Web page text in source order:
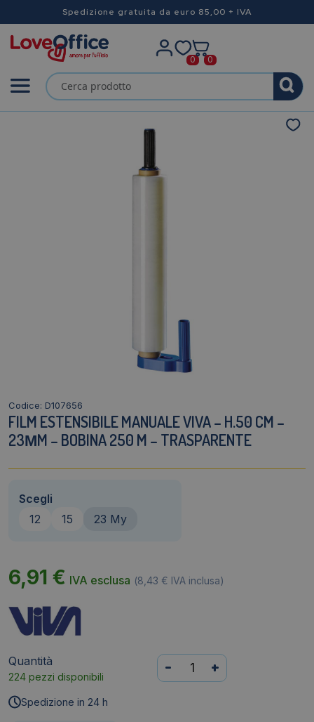
Spedizione gratuita da euro 85,00 + IVA
0 0
Codice: D107656
FILM ESTENSIBILE MANUALE VIVA – H.50 CM –
23ΜM – BOBINA 250 M – TRASPARENTE
Scegli
12
15 23 My
6,91 € IVA esclusa (8,43 € IVA inclusa)
Quantità
224 pezzi disponibili
Film
estensibile
- +
Spedizione in 24 h